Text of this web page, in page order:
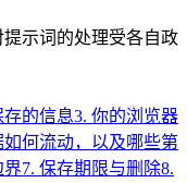
示词的处理受各自政
的信息3. 你的浏览器
如何流动，以及哪些第
界7. 保存期限与删除8.